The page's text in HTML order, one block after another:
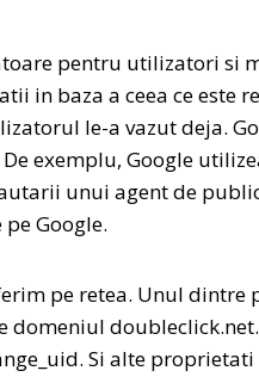
pentru utilizatori si
in baza a ceea ce
le-a vazut deja.
exemplu, Google
unui agent de
Google.
pe retea. Unul
domeniul
Si alte